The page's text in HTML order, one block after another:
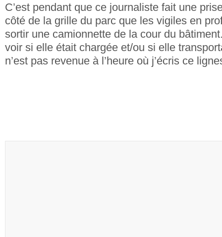
C’est pendant que ce journaliste fait une
côté de la grille du parc que les vigiles en
sortir une camionnette de la cour du
voir si elle était chargée et/ou si elle
n’est pas revenue à l’heure où j’écris ce